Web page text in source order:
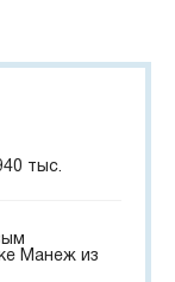
тыс.
Манеж из